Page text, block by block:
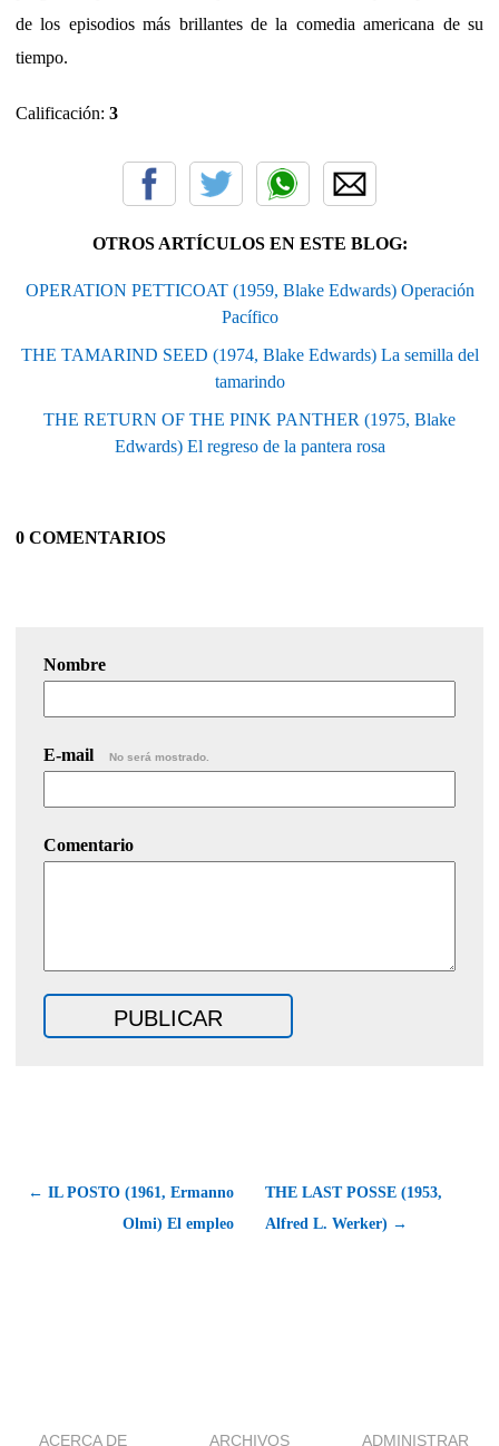
de los episodios más brillantes de la comedia americana de su
tiempo.
Calificación: 3
OTROS ARTÍCULOS EN ESTE BLOG:
OPERATION PETTICOAT (1959, Blake Edwards) Operación
Pacífico
THE TAMARIND SEED (1974, Blake Edwards) La semilla del
tamarindo
THE RETURN OF THE PINK PANTHER (1975, Blake
Edwards) El regreso de la pantera rosa
0 COMENTARIOS
Nombre
E-mail No será mostrado.
Comentario
← IL POSTO (1961, Ermanno
Olmi) El empleo
THE LAST POSSE (1953,
Alfred L. Werker) →
ACERCA DE ARCHIVOS ADMINISTRAR